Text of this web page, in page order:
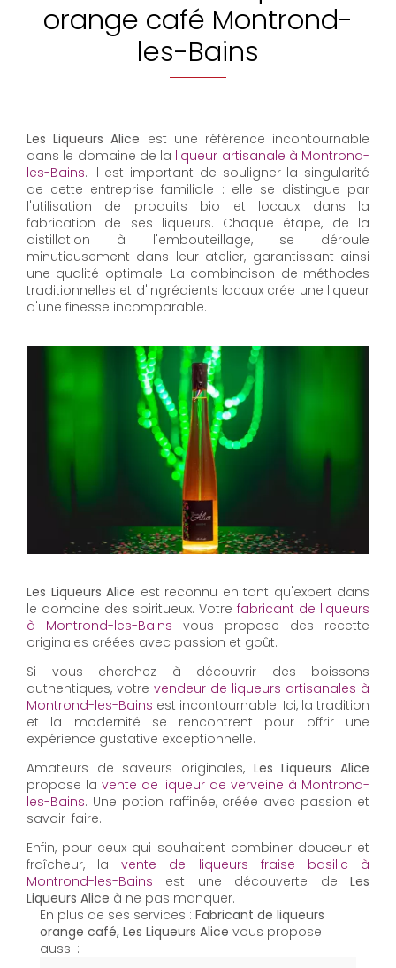
orange café Montrond-
les-Bains
Les Liqueurs Alice est une référence incontournable
dans le domaine de la liqueur artisanale à Montrond-
les-Bains. Il est important de souligner la singularité
de cette entreprise familiale : elle se distingue par
l'utilisation de produits bio et locaux dans la
fabrication de ses liqueurs. Chaque étape, de la
distillation à l'embouteillage, se déroule
minutieusement dans leur atelier, garantissant ainsi
une qualité optimale. La combinaison de méthodes
traditionnelles et d'ingrédients locaux crée une liqueur
d'une finesse incomparable.
Les Liqueurs Alice est reconnu en tant qu'expert dans
le domaine des spiritueux. Votre fabricant de liqueurs
à Montrond-les-Bains vous propose des recette
originales créées avec passion et goût.
Si vous cherchez à découvrir des boissons
authentiques, votre vendeur de liqueurs artisanales à
Montrond-les-Bains est incontournable. Ici, la tradition
et la modernité se rencontrent pour offrir une
expérience gustative exceptionnelle.
Amateurs de saveurs originales, Les Liqueurs Alice
propose la vente de liqueur de verveine à Montrond-
les-Bains. Une potion raffinée, créée avec passion et
savoir-faire.
Enfin, pour ceux qui souhaitent combiner douceur et
fraîcheur, lavente de liqueurs fraise basilic à
Montrond-les-Bains est une découverte de Les
Liqueurs Alice à ne pas manquer.
En plus de ses services : Fabricant de liqueurs
orange café, Les Liqueurs Alice vous propose
aussi :